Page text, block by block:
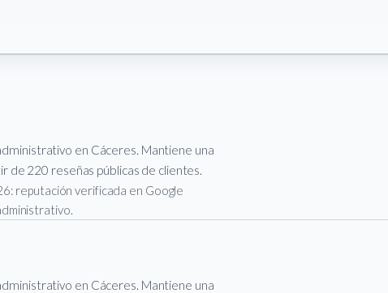
en Cáceres. Mantiene una
de 220 reseñas públicas de clientes.
reputación verificada en Google
en Cáceres. Mantiene una